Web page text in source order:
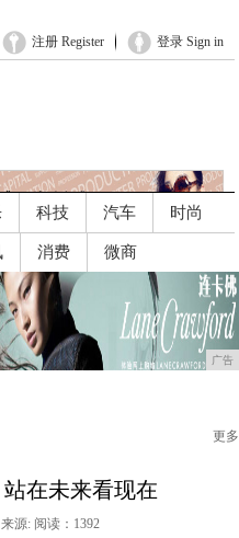
登录 Sign in
注册 Register
科技 汽车 时尚
消费 微商
广告
更多
在未来看现在
来源: 阅读：1392